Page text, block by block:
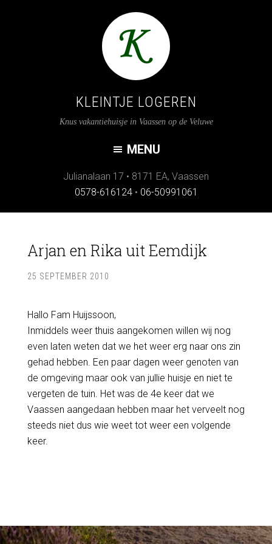
KLEINTJE LOGEREN
Knus vakantiehuisje in Vaassen op de Veluwe
Julianalaan 17 • 8171 EA, Vaassen
0578-616124 • 06-50991061
Arjan en Rika uit Eemdijk
25 SEPTEMBER 2010
Hallo Fam Huijssoon,
Inmiddels weer thuis aangekomen willen wij nog
even laten weten dat we het weer erg naar ons zin
gehad hebben. Een paar dagen weer genoten van
de omgeving maar ook van jullie huisje en niet te
vergeten de tuin. Het was de 4e keer dat we
Vaassen aangedaan hebben maar het verveelt nog
steeds niet dus wie weet tot weer een volgende
keer.